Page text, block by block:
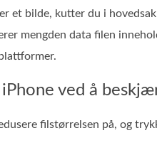
et bilde, kutter du i
mengden data filen
ved å
filstørrelsen på, og